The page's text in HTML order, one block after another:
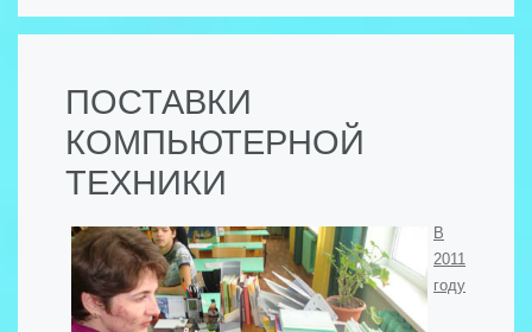
ПОСТАВКИ
КОМПЬЮТЕРНОЙ
ТЕХНИКИ
В
2011
году